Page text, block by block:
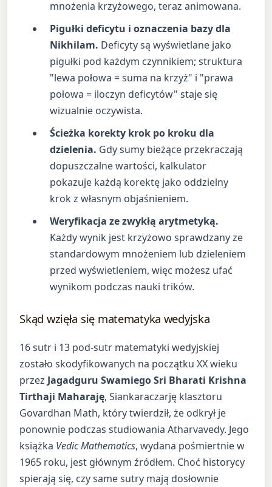
mnożenia krzyżowego, teraz animowana.
Pigułki deficytu i oznaczenia bazy dla
Nikhilam. Deficyty są wyświetlane jako
pigułki pod każdym czynnikiem; struktura
"lewa połowa = suma na krzyż" i "prawa
połowa = iloczyn deficytów" staje się
wizualnie oczywista.
Ścieżka korekty krok po kroku dla
dzielenia. Gdy sumy bieżące przekraczają
dopuszczalne wartości, kalkulator
pokazuje każdą korektę jako oddzielny
krok z własnym objaśnieniem.
Weryfikacja ze zwykłą arytmetyką.
Każdy wynik jest krzyżowo sprawdzany ze
standardowym mnożeniem lub dzieleniem
przed wyświetleniem, więc możesz ufać
wynikom podczas nauki trików.
Skąd wzięła się matematyka wedyjska
16 sutr i 13 pod-sutr matematyki wedyjskiej
zostało skodyfikowanych na początku XX wieku
przez Jagadguru Swamiego Sri Bharati Krishna
Tirthaji Maharaję, Siankaraczarję klasztoru
Govardhan Math, który twierdził, że odkrył je
ponownie podczas studiowania Atharvavedy. Jego
książka Vedic Mathematics, wydana pośmiertnie w
1965 roku, jest głównym źródłem. Choć historycy
spierają się, czy same sutry mają dosłownie